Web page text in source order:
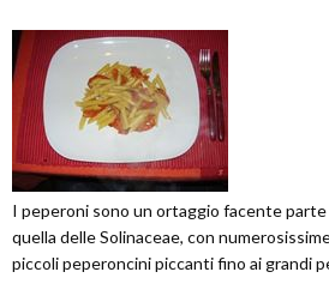
I peperoni sono un ortaggio facente parte
quella delle Solinaceae, con
piccoli peperoncini piccanti fino ai grandi